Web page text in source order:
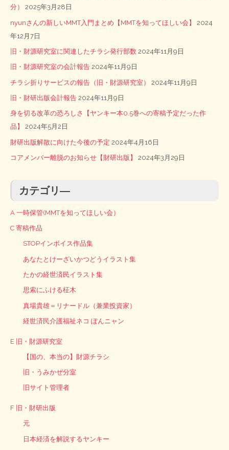
分）
2025年3月28日
nyunさんの新しいMMT入門まとめ【MMTを知ってほしい会】
2024
年12月7日
旧・財源研究室に関連したチラシ発行部数 2024年11月9日
旧・財源研究室の会計報告 2024年11月9日
チラシ折りサービスの報告（旧・財源研究室） 2024年11月9日
旧・財研出版会計報告 2024年11月9日
身を切る改革の恐ろしさ【ヤンキー本0.5巻への寄稿予定だった作
品】
2024年5月2日
財研出版解散に向けた今後の予定 2024年4月16日
コアメンバー離脱のお知らせ【財研出版】 2024年3月29日
カテゴリ―
A 一時保管(MMTを知ってほしい会）
C 寄稿作品
STOPインボイス作品集
あなたとけーざいかつどうイラスト集
たかの経世済民イラスト集
思索にふける柾木
真場貴雄＝リナードル（兼業投資家）
経世済民介護福祉ネコ ぽんニャン
E 旧・財源研究室
【国の、本当の】財源チラシ
旧・うみかぜ分室
旧サイト管理者
F 旧・財研出版
元
日本経済を解説するヤンキー